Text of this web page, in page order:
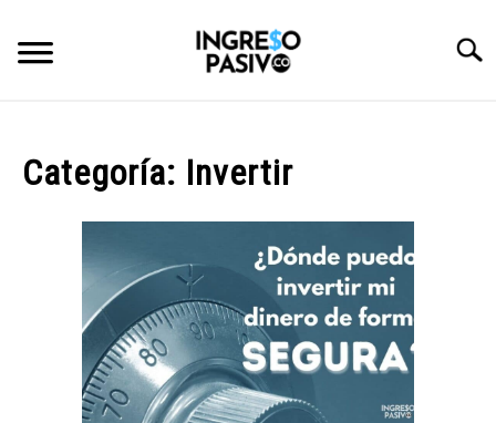
content
RECURSOS
CURSOS Y HERRAMIENTAS
NOSOTROS
Categoría: Invertir